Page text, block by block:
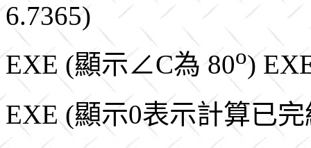
6.7365)
EXE (顯示∠C為 80o)
EXE (顯示0表示計算已